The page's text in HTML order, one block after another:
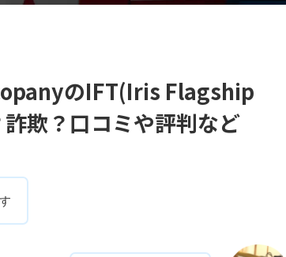
のIFT(Iris Flagship
欺？口コミや評判など